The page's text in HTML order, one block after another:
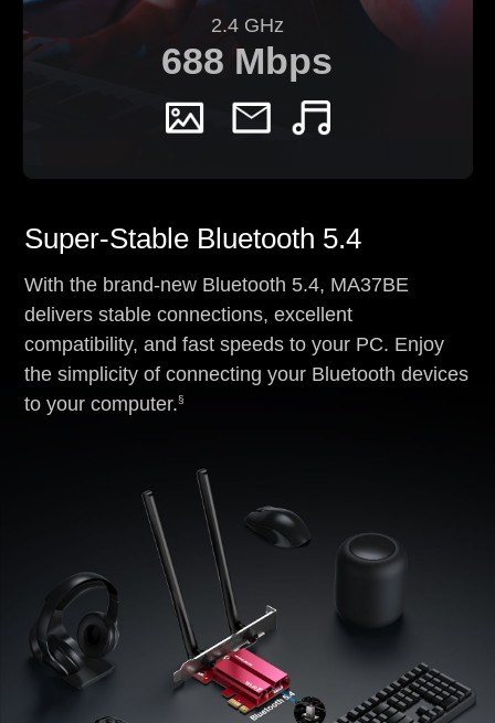
2.4 GHz
688 Mbps
Super-Stable Bluetooth 5.4
With the brand-new Bluetooth 5.4, MA37BE
delivers stable connections, excellent
compatibility, and fast speeds to your PC. Enjoy
the simplicity of connecting your Bluetooth devices
to your computer.§